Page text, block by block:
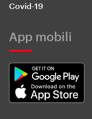
Covid-19
App mobili